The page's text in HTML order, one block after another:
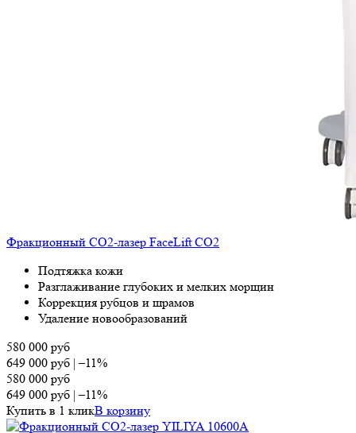
Фракционный СО2-лазер FaceLift CO2
Подтяжка кожи
Разглаживание глубоких и мелких морщин
Коррекция рубцов и шрамов
Удаление новообразований
580 000 руб
649 000 руб |–11%
580 000 руб
649 000 руб |–11%
Купить в 1 кликВ корзину